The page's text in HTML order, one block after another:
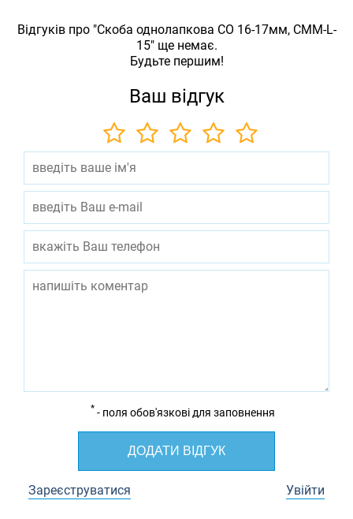
Відгуків про "Скоба однолапкова СО 16-17мм, СММ-L-
15" ще немає.
Будьте першим!
Ваш відгук
* - поля обов'язкові для заповнення
ДОДАТИ ВІДГУК
Зареєструватися Увійти